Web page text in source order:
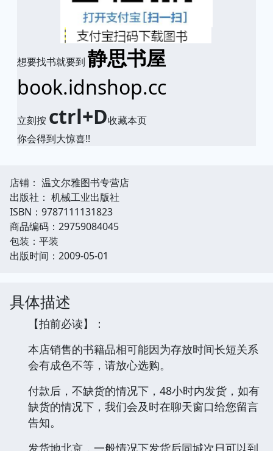
想要找书就要到 静思书屋
book.idnshop.cc
立刻按 ctrl+D收藏本页
你会得到大惊喜!!
店铺： 温文尔雅图书专营店
出版社： 机械工业出版社
ISBN：9787111131823
商品编码：29759084045
包装：平装
出版时间：2009-05-01
具体描述
【拍前必读】：
本店销售的书籍品相可能因为存放时间长短关系
会有成色不等，请放心选购。
付款后，不缺货的情况下，48小时内发货，如有
缺货的情况下，我们会及时在聊天窗口给您留言
告知。
发货地北京，一般情况下发货后同城次日可以到